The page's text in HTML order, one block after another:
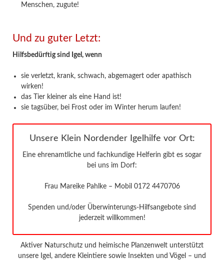
Menschen, zugute!
Und zu guter Letzt:
Hilfsbedürftig sind Igel, wenn
sie verletzt, krank, schwach, abgemagert oder apathisch
wirken!
das Tier kleiner als eine Hand ist!
sie tagsüber, bei Frost oder im Winter herum laufen!
Unsere Klein Nordender Igelhilfe vor Ort:
Eine ehrenamtliche und fachkundige Helferin gibt es sogar
bei uns im Dorf:
Frau Mareike Pahlke – Mobil 0172 4470706
Spenden und/oder Überwinterungs-Hilfsangebote sind
jederzeit willkommen!
Aktiver Naturschutz und heimische Planzenwelt unterstützt
unsere Igel, andere Kleintiere sowie Insekten und Vögel – und